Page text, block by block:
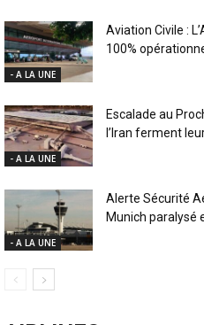
- A LA UNE
Aviation Civile :
100%
- A LA UNE
Escalade au
l’Iran ferment
- A LA UNE
Alerte Sécurité
Munich paralysé